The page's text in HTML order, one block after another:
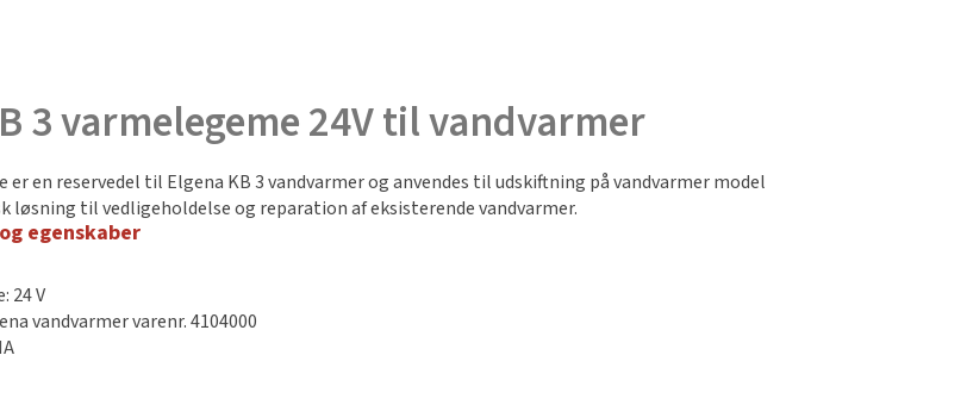
3 varmelegeme 24V til vandvarmer
er en reservedel til Elgena KB 3 vandvarmer og anvendes til udskiftning på vandvarmer model
løsning til vedligeholdelse og reparation af eksisterende vandvarmer.
egenskaber
24 V
vandvarmer varenr. 4104000